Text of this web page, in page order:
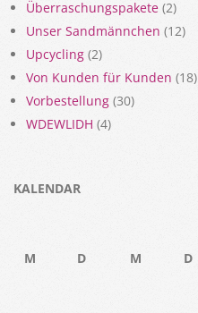
Überraschungspakete (2)
Unser Sandmännchen (12)
Upcycling (2)
Von Kunden für Kunden (18)
Vorbestellung (30)
WDEWLIDH (4)
KALENDAR
M
D M D